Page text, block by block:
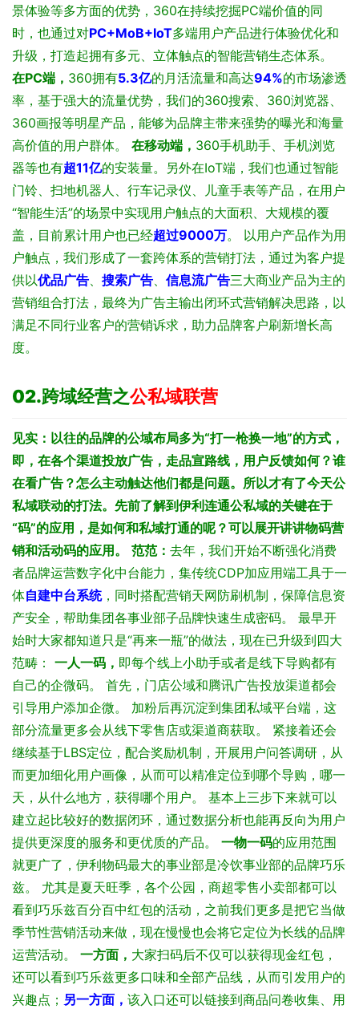
景体验等多方面的优势，360在持续挖掘PC端价值的同
时，也通过对PC+MoB+IoT多端用户产品进行体验优化和
升级，打造起拥有多元、立体触点的智能营销生态体系。
在PC端， 360拥有5.3亿的月活流量和高达94%的市场渗透
率，基于强大的流量优势，我们的360搜索、360浏览器、
360画报等明星产品，能够为品牌主带来强势的曝光和海量
高价值的用户群体。
在移动端， 360手机助手、手机浏览
器等也有超11亿的安装量。另外在IoT端，我们也通过智能
门铃、扫地机器人、行车记录仪、儿童手表等产品，在用户
“智能生活”的场景中实现用户触点的大面积、大规模的覆
盖，目前累计用户也已经超过9000万。
以用户产品作为用
户触点，我们形成了一套跨体系的营销打法，通过为客户提
供以优品广告、 搜索广告、 信息流广告三大商业产品为主的
营销组合打法，最终为广告主输出闭环式营销解决思路，以
满足不同行业客户的营销诉求，助力品牌客户刷新增长高
度。
02.跨域经营之公私域联营
见实：以往的品牌的公域布局多为“打一枪换一地”的方式，
即，在各个渠道投放广告，走品宣路线，用户反馈如何？谁
在看广告？怎么主动触达他们都是问题。所以才有了今天公
私域联动的打法。先前了解到伊利连通公私域的关键在于
“码”的应用，是如何和私域打通的呢？可以展开讲讲物码营
销和活动码的应用。
范范： 去年，我们开始不断强化消费
者品牌运营数字化中台能力，集传统CDP加应用端工具于一
体自建中台系统，同时搭配营销天网防刷机制，保障信息资
产安全，帮助集团各事业部子品牌快速生成密码。
最早开
始时大家都知道只是“再来一瓶”的做法，现在已升级到四大
范畴： 一人一码， 即每个线上小助手或者是线下导购都有
自己的企微码。
首先，门店公域和腾讯广告投放渠道都会
引导用户添加企微。
加粉后再沉淀到集团私域平台端，这
部分流量更多会从线下零售店或渠道商获取。
紧接着还会
继续基于LBS定位，配合奖励机制，开展用户问答调研，从
而更加细化用户画像，从而可以精准定位到哪个导购，哪一
天，从什么地方，获得哪个用户。
基本上三步下来就可以
建立起比较好的数据闭环，通过数据分析也能再反向为用户
提供更深度的服务和更优质的产品。
一物一码的应用范围
就更广了，伊利物码最大的事业部是冷饮事业部的品牌巧乐
兹。
尤其是夏天旺季，各个公园，商超零售小卖部都可以
看到巧乐兹百分百中红包的活动，之前我们更多是把它当做
季节性营销活动来做，现在慢慢也会将它定位为长线的品牌
运营活动。
一方面， 大家扫码后不仅可以获得现金红包，
还可以看到巧乐兹更多口味和全部产品线，从而引发用户的
兴趣点； 另一方面， 该入口还可以链接到商品问卷收集、用